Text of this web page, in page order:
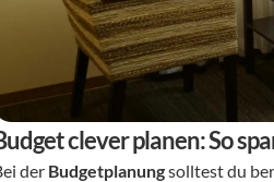
clever planen: So
der Budgetplanung solltest du